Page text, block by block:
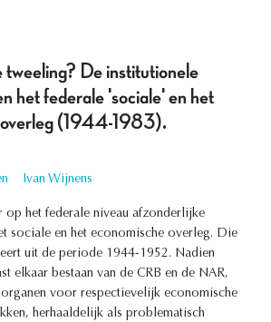
tweeling? De institutionele
het federale 'sociale' en het
overleg (1944-1983).
Ivan Wijnens
op het federale niveau afzonderlijke
sociale en het economische overleg. Die
uit de periode 1944-1952. Nadien
elkaar bestaan van de CRB en de NAR,
voor respectievelijk economische
herhaaldelijk als problematisch